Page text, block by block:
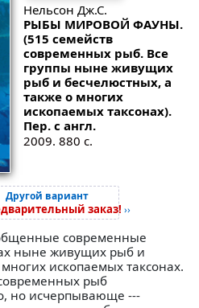
Нельсон Дж.С.
РЫБЫ МИРОВОЙ ФАУНЫ.
(515 семейств
современных рыб. Все
группы ныне живущих
рыб и бесчелюстных, а
также о многих
ископаемых таксонах).
Пер. с англ.
2009. 880 с.
Другой вариант
заказ! ››
современные
ныне живущих рыб и
ископаемых таксонах.
рыб
но исчерпывающе ---